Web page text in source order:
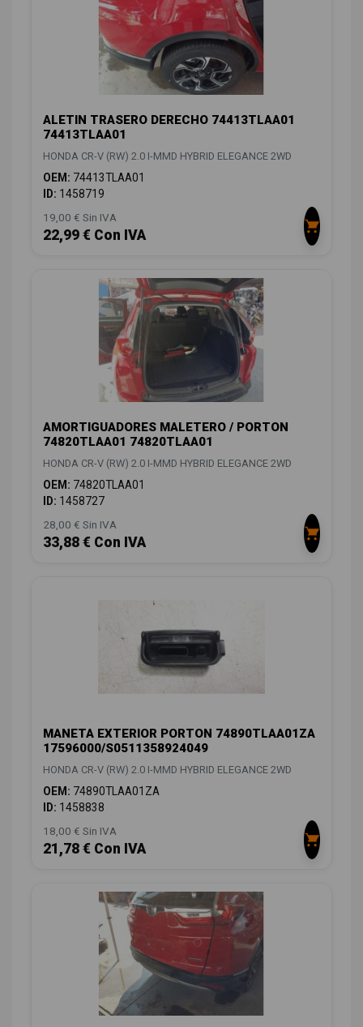
ALETIN TRASERO DERECHO 74413TLAA01
74413TLAA01
HONDA CR-V (RW) 2.0 I-MMD HYBRID ELEGANCE 2WD
OEM: 74413TLAA01
ID: 1458719
19,00 € Sin IVA
22,99 € Con IVA
AMORTIGUADORES MALETERO / PORTON
74820TLAA01 74820TLAA01
HONDA CR-V (RW) 2.0 I-MMD HYBRID ELEGANCE 2WD
OEM: 74820TLAA01
ID: 1458727
28,00 € Sin IVA
33,88 € Con IVA
MANETA EXTERIOR PORTON 74890TLAA01ZA
17596000/S0511358924049
HONDA CR-V (RW) 2.0 I-MMD HYBRID ELEGANCE 2WD
OEM: 74890TLAA01ZA
ID: 1458838
18,00 € Sin IVA
21,78 € Con IVA